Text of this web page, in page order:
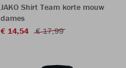
JAKO Shirt Team korte mouw
dames
€ 14,54
€ 17,99